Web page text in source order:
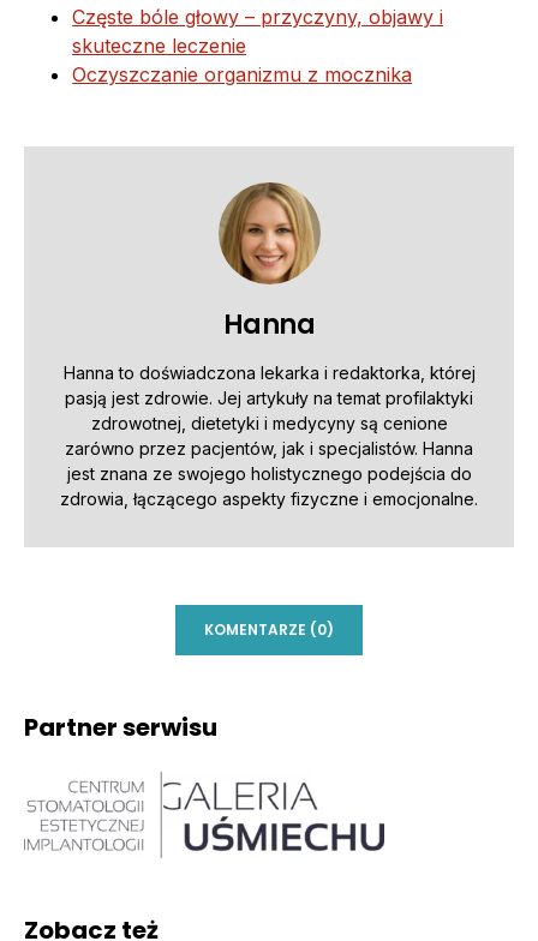
Częste bóle głowy – przyczyny, objawy i
skuteczne leczenie
Oczyszczanie organizmu z mocznika
Hanna
Hanna to doświadczona lekarka i redaktorka, której
pasją jest zdrowie. Jej artykuły na temat profilaktyki
zdrowotnej, dietetyki i medycyny są cenione
zarówno przez pacjentów, jak i specjalistów. Hanna
jest znana ze swojego holistycznego podejścia do
zdrowia, łączącego aspekty fizyczne i emocjonalne.
KOMENTARZE (0)
Partner serwisu
Zobacz też